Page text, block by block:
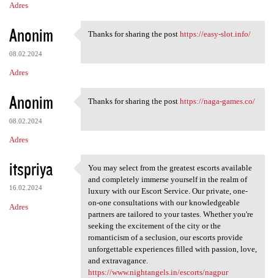
Adres
Anonim
08.02.2024
Adres
Thanks for sharing the post
Thanks for sharing the post https://easy-slot.info/
Anonim
08.02.2024
Adres
Thanks for sharing the post
Thanks for sharing the post https://naga-games.co/
itspriya
16.02.2024
Adres
You may select from the
You may select from the greatest escorts available
and completely immerse yourself in the realm of
luxury with our Escort Service. Our private, one-
on-one consultations with our knowledgeable
partners are tailored to your tastes. Whether you're
seeking the excitement of the city or the
romanticism of a seclusion, our escorts provide
unforgettable experiences filled with passion, love,
and extravagance.
https://www.nightangels.in/escorts/nagpur